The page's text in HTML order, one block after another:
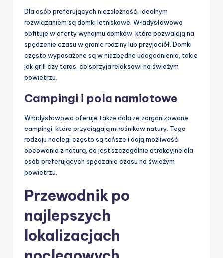
Dla osób preferujących niezależność, idealnym
rozwiązaniem są domki letniskowe. Władysławowo
obfituje w oferty wynajmu domków, które pozwalają na
spędzenie czasu w gronie rodziny lub przyjaciół. Domki
często wyposażone są w niezbędne udogodnienia, takie
jak grill czy taras, co sprzyja relaksowi na świeżym
powietrzu.
Campingi i pola namiotowe
Władysławowo oferuje także dobrze zorganizowane
campingi, które przyciągają miłośników natury. Tego
rodzaju noclegi często są tańsze i dają możliwość
obcowania z naturą, co jest szczególnie atrakcyjne dla
osób preferujących spędzanie czasu na świeżym
powietrzu.
Przewodnik po
najlepszych
lokalizacjach